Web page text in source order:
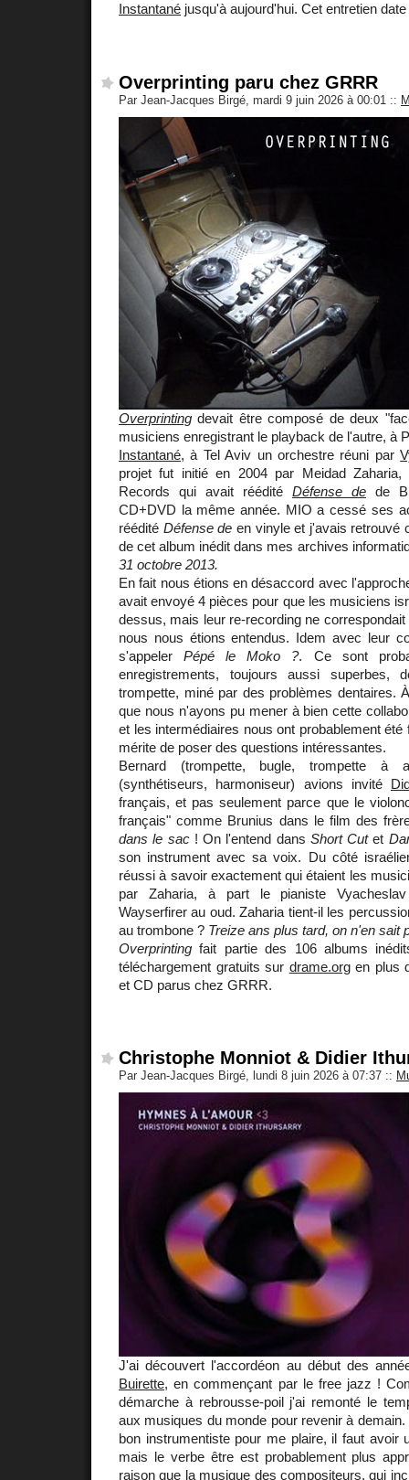
Instantané jusqu'à aujourd'hui. Cet entretien
Overprinting paru chez GRRR
Par Jean-Jacques Birgé, mardi 9 juin 2026 à 00:01 ::
Overprinting devait être composé de deux
musiciens enregistrant le playback de l'autre, à
Instantané, à Tel Aviv un orchestre réuni par
projet fut initié en 2004 par Meidad
Records qui avait réédité Défense de de
CD+DVD la même année. MIO a cessé ses
réédité Défense de en vinyle et j'avais retrouvé
de cet album inédit dans mes archives
31 octobre 2013.
En fait nous étions en désaccord avec
avait envoyé 4 pièces pour que les musiciens
dessus, mais leur re-recording ne
nous nous étions entendus. Idem avec leur
s'appelerPépé le Moko ?. Ce sont
enregistrements, toujours aussi superbes,
trompette, miné par des problèmes dentaires.
que nous n'ayons pu mener à bien cette
et les intermédiaires nous ont probablement été
mérite de poser des questions intéressantes.
Bernard (trompette, bugle, trompette à
(synthétiseurs, harmoniseur) avions invité
français, et pas seulement parce que le
français" comme Brunius dans le film des
dans le sac! On l'entend dans Short Cutet
son instrument avec sa voix. Du côté
réussi à savoir exactement qui étaient les
par Zaharia, à part le pianiste
Wayserfirer au oud. Zaharia tient-il les
au trombone ? Treize ans plus tard, on n'en sait
Overprinting fait partie des 106 albums
téléchargement gratuits sur drame.orgen plus
et CD parus chez GRRR.
Christophe Monniot & Didier
Par Jean-Jacques Birgé, lundi 8 juin 2026 à 07:37 ::
J'ai découvert l'accordéon au début des
Buirette, en commençant par le free jazz !
démarche à rebrousse-poil j'ai remonté le
aux musiques du monde pour revenir à
bon instrumentiste pour me plaire, il faut avoir
mais le verbe être est probablement plus
raison que la musique des compositeurs, qui